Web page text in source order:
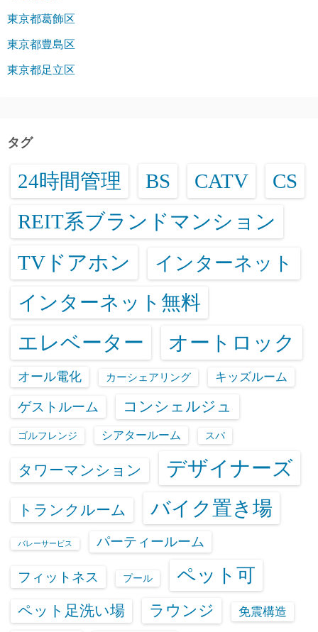
東京都葛飾区
東京都豊島区
東京都足立区
タグ
24時間管理 BS CATV CS
REIT系ブランドマンション
TVドアホン インターネット
インターネット無料
エレベーター オートロック
オール電化 カーシェアリング キッズルーム
ゲストルーム コンシェルジュ
ゴルフレンジ シアタールーム スパ
タワーマンション デザイナーズ
トランクルーム バイク置き場
バレーサービス パーティールーム
フィットネス プール ペット可
ペット足洗い場 ラウンジ 免震構造